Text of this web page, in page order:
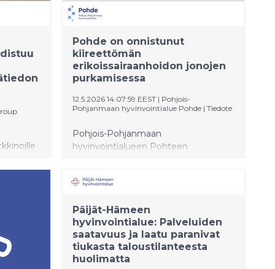
Pohde on onnistunut
kiireettömän
erikoissairaanhoidon jonojen
purkamisessa
12.5.2026 14:07:59 EEST | Pohjois-
Pohjanmaan hyvinvointialue Pohde | Tiedote
Pohjois-Pohjanmaan
hyvinvointialueen Pohteen
johdolla. Kiireetöntä hoitoa yli kuusi
purettua lähes täysin. Määräaikaan
huhtikuun loppuun mennessä hoitoa
yli kuusi kuukautta odottaneita oli 46
eli 0,5 prosenttia jonottaneista.
Psykiatriseen erikoissairaanhoitoon
Päijät-Hämeen
hyvinvointialue: Palveluiden
saatavuus ja laatu paranivat
tiukasta taloustilanteesta
huolimatta